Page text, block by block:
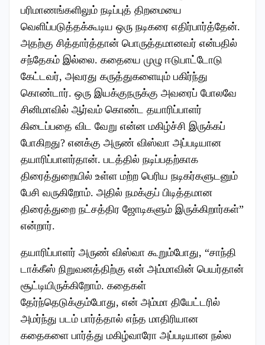
பரிமாணங்களிலும் நடிப்புத் திறமையை
வெளிப்படுத்தக்கூடிய ஒரு நடிகரை எதிர்பார்த்தேன்.
அதற்கு சித்தார்த்தான் பொருத்தமானவர் என்பதில்
சந்தேகம் இல்லை. கதையை முழு ஈடுபாட்டோடு
கேட்டவர், அவரது கருத்துகளையும் பகிர்ந்து
கொண்டார். ஒரு இயக்குநருக்கு அவரைப் போலவே
சினிமாவில் ஆர்வம் கொண்ட தயாரிப்பாளர்
கிடைப்பதை விட வேறு என்ன மகிழ்ச்சி இருக்கப்
போகிறது? எனக்கு அருண் விஸ்வா அப்படியான
தயாரிப்பாளர்தான். படத்தில் நடிப்பதற்காக
திரைத்துறையில் உள்ள மற்ற பெரிய நடிகர்களுடனும்
பேசி வருகிறோம். அதில் நமக்குப் பிடித்தமான
திரைத்துறை நட்சத்திர ஜோடிகளும் இருக்கிறார்கள்”
என்றார்.
தயாரிப்பாளர் அருண் விஸ்வா கூறும்போது, “சாந்தி
டாக்கீஸ் நிறுவனத்திற்கு என் அம்மாவின் பெயர்தான்
சூட்டியிருக்கிறோம். கதைகள்
தேர்ந்தெடுக்கும்போது, என் அம்மா தியேட்டரில்
அமர்ந்து படம் பார்த்தால் எந்த மாதிரியான
கதைகளை பார்த்து மகிழ்வாரோ அப்படியான நல்ல